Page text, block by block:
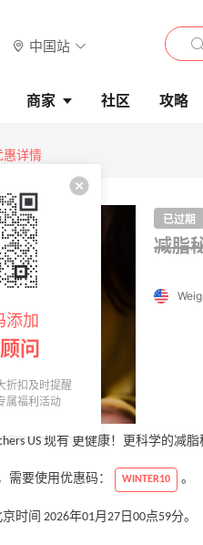
中国站
商家 社区 攻略
惠详情
已过期
减脂
US 现有 更健康！更科学的减
需要使用优惠码： WINTER10 。
时间 2026年01月27日00点59分。
添加
问
折扣及时提醒
属福利活动